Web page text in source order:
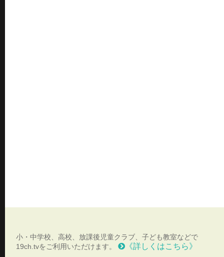
小・中学校、高校、放課後児童クラブ、子ども教室などで
19ch.tvをご利用いただけます。
《詳しくはこちら》